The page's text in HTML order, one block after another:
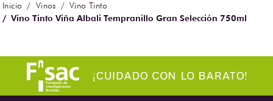
Vinos
Vino Tinto
Vino Tinto Viña Albali Tempranillo Gran Selección 750ml